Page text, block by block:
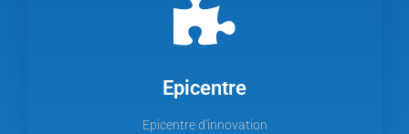
Epicentre
Epicentre d'innovation